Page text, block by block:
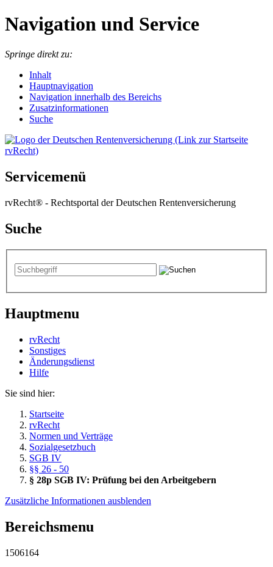
Navigation und Service
Springe direkt zu:
Inhalt
Hauptnavigation
Navigation innerhalb des Bereichs
Zusatzinformationen
Suche
Servicemenü
rvRecht® - Rechtsportal der Deutschen Rentenversicherung
Suche
Hauptmenu
rvRecht
Sonstiges
Änderungsdienst
Hil­fe
Sie sind hier:
Startseite
rvRecht
Normen und Verträge
Sozialgesetzbuch
SGB IV
§§ 26 - 50
§ 28p SGB IV: Prüfung bei den Arbeitgebern
Zusätzliche Informationen ausblenden
Bereichsmenu
1506164